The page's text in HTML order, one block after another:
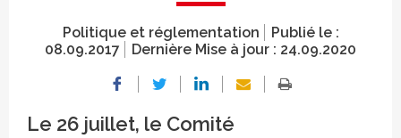
Politique et réglementation
Publié le :
08.09.2017
Dernière Mise à jour : 24.09.2020
Le 26 juillet, le Comité